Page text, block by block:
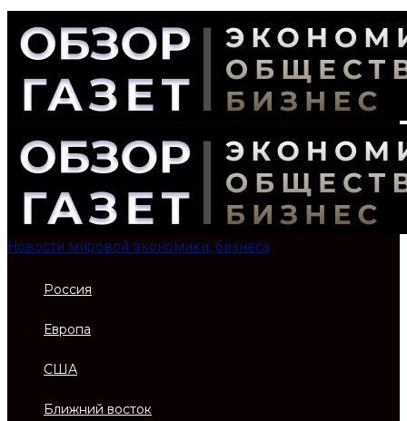
Новости мировой экономики, бизнеса
Россия
Европа
США
Ближний восток